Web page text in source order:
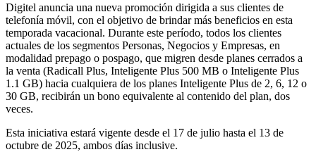
Digitel anuncia una nueva promoción dirigida a sus clientes de
telefonía móvil, con el objetivo de brindar más beneficios en esta
temporada vacacional. Durante este período, todos los clientes
actuales de los segmentos Personas, Negocios y Empresas, en
modalidad prepago o pospago, que migren desde planes cerrados a
la venta (Radicall Plus, Inteligente Plus 500 MB o Inteligente Plus
1.1 GB) hacia cualquiera de los planes Inteligente Plus de 2, 6, 12 o
30 GB, recibirán un bono equivalente al contenido del plan, dos
veces.
Esta iniciativa estará vigente desde el 17 de julio hasta el 13 de
octubre de 2025, ambos días inclusive.